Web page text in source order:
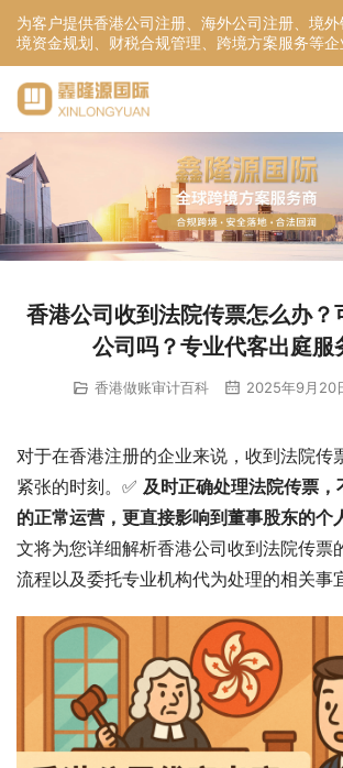
为客户提供香港公司注册、海外公司注册、境
境资金规划、财税合规管理、跨境方案服务等企
服务！
香港公司收到法院传票怎么办？
公司吗？专业代客出庭服
香港做账审计百科 2025年9月20
对于在香港注册的企业来说，收到法院传
紧张的时刻。✅ 及时正确处理法院传票，
的正常运营，更直接影响到董事股东的个
文将为您详细解析香港公司收到法院传票
流程以及委托专业机构代为处理的相关事